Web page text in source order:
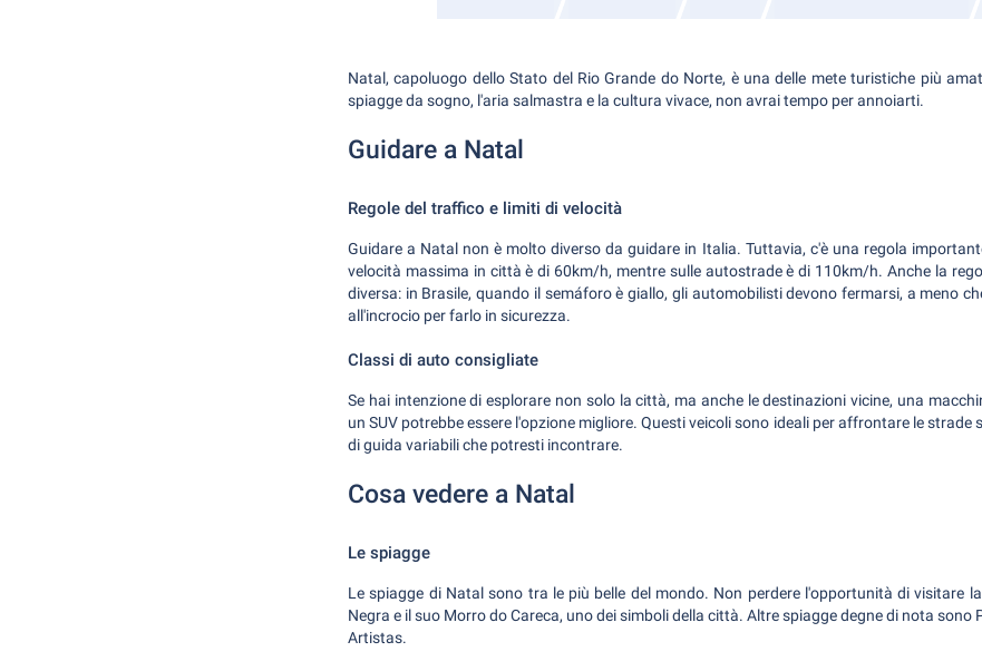
Natal, capoluogo dello Stato del Rio Grande do Norte, è una delle mete turistiche più
spiagge da sogno, l'aria salmastra e la cultura vivace, non avrai tempo per annoiarti.
Guidare a Natal
Regole del traffico e limiti di velocità
Guidare a Natal non è molto diverso da guidare in Italia. Tuttavia, c'è una regola
velocità massima in città è di 60km/h, mentre sulle autostrade è di 110km/h. Anche la
diversa: in Brasile, quando il semáforo è giallo, gli automobilisti devono fermarsi, a meno
all'incrocio per farlo in sicurezza.
Classi di auto consigliate
Se hai intenzione di esplorare non solo la città, ma anche le destinazioni vicine, una
un SUV potrebbe essere l'opzione migliore. Questi veicoli sono ideali per affrontare le strade
di guida variabili che potresti incontrare.
Cosa vedere a Natal
Le spiagge
Le spiagge di Natal sono tra le più belle del mondo. Non perdere l'opportunità di visitare
Negra e il suo Morro do Careca, uno dei simboli della città. Altre spiagge degne di nota sono
Artistas.